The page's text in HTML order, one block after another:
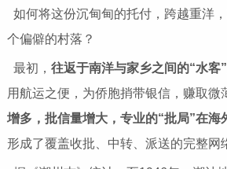
如何将这份沉甸甸的托付，跨越重洋
个偏僻的村落？
最初， 往返于南洋与家乡之间的“水客”
用航运之便，为侨胞捎带银信，赚取微
增多，批信量增大，专业的“批局”在海
形成了覆盖收批、中转、派送的完整网